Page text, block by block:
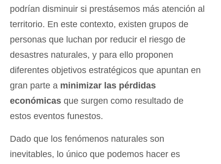
podrían disminuir si prestásemos más atención al
territorio. En este contexto, existen grupos de
personas que luchan por reducir el riesgo de
desastres naturales, y para ello proponen
diferentes objetivos estratégicos que apuntan en
gran parte a minimizar las pérdidas
económicas que surgen como resultado de
estos eventos funestos.
Dado que los fenómenos naturales son
inevitables, lo único que podemos hacer es